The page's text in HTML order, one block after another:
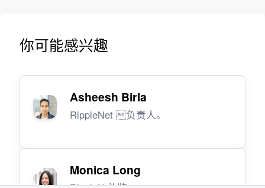
你可能感兴趣
Asheesh Birla
RippleNet 负责人。
Monica Long